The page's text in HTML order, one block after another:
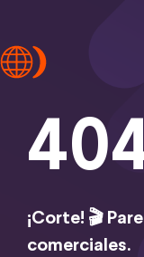
¡Corte! 🎬
comerciales.